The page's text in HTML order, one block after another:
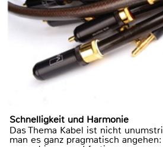
Schnelligkeit und Harmonie
Das Thema Kabel ist nicht
man es ganz pragmatisch